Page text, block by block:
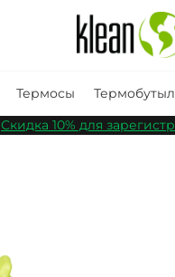
Термосы
Скидка 10% для